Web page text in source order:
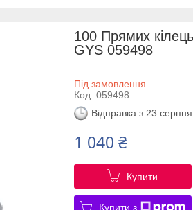
100 Прямих
GYS 059498
Під замовлення
Код: 059498
Відправка з 23
1 040 ₴
Купити
Купити з